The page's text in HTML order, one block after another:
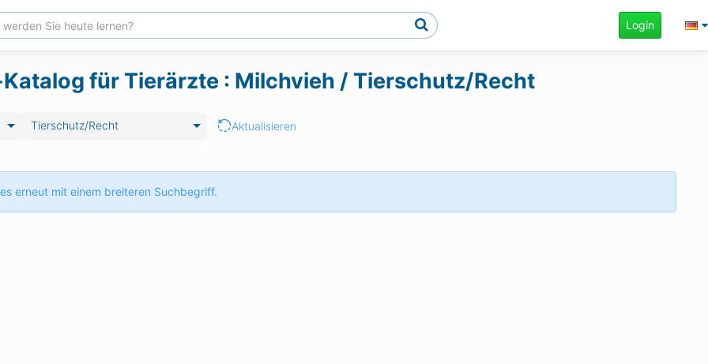
Login
für Tierärzte : Milchvieh / Tierschutz/Recht
Tierschutz/Recht Aktualisieren
erneut mit einem breiteren Suchbegriff.